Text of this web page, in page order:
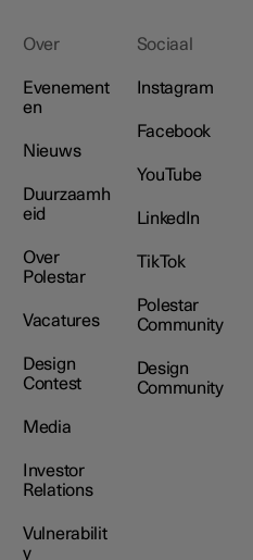
Over
Evenement
en
Nieuws
Duurzaamh
eid
Over
Polestar
Vacatures
Design
Contest
Media
Investor
Relations
Vulnerabilit
y
Sociaal
Instagram
Facebook
YouTube
LinkedIn
TikTok
Polestar
Community
Design
Community